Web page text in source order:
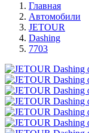
Главная
Автомобили
JETOUR
Dashing
7703